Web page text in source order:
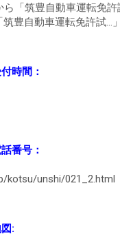
ら「筑豊自動車運転免
豊自動車運転免許試…
時間：
番号：
kotsu/unshi/021_2.html
: